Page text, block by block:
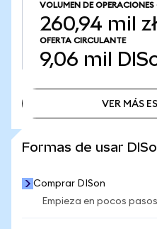
VOLUMEN DE OPERACIONES
260,94 mil zł
OFERTA CIRCULANTE
9,06 mil
VER MÁS
Formas de usar
Comprar DISon
Empieza en pocos